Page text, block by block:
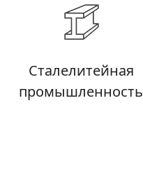
Сталелитейная
промышленность